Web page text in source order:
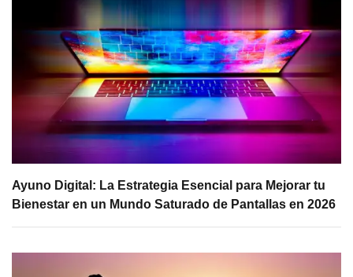
Ayuno Digital: La Estrategia Esencial para Mejorar tu
Bienestar en un Mundo Saturado de Pantallas en 2026